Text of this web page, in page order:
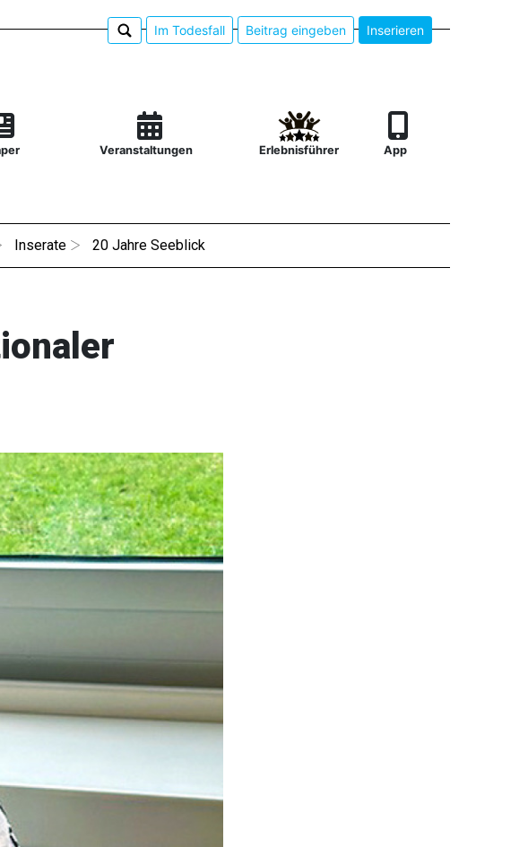
Im Todesfall Beitrag eingeben Inserieren
Veranstaltungen Erlebnisführer App
Inserate 20 Jahre Seeblick